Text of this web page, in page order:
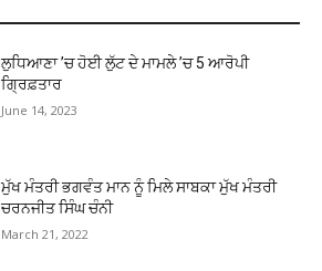
ਲੁਧਿਆਣਾ ’ਚ ਹੋਈ ਲੁੱਟ ਦੇ ਮਾਮਲੇ ’ਚ 5 ਆਰੋਪੀ
ਗਿ੍ਰਫ਼ਤਾਰ
June 14, 2023
ਮੁੱਖ ਮੰਤਰੀ ਭਗਵੰਤ ਮਾਨ ਨੂੰ ਮਿਲੇ ਸਾਬਕਾ ਮੁੱਖ ਮੰਤਰੀ
ਚਰਨਜੀਤ ਸਿੰਘ ਚੰਨੀ
March 21, 2022